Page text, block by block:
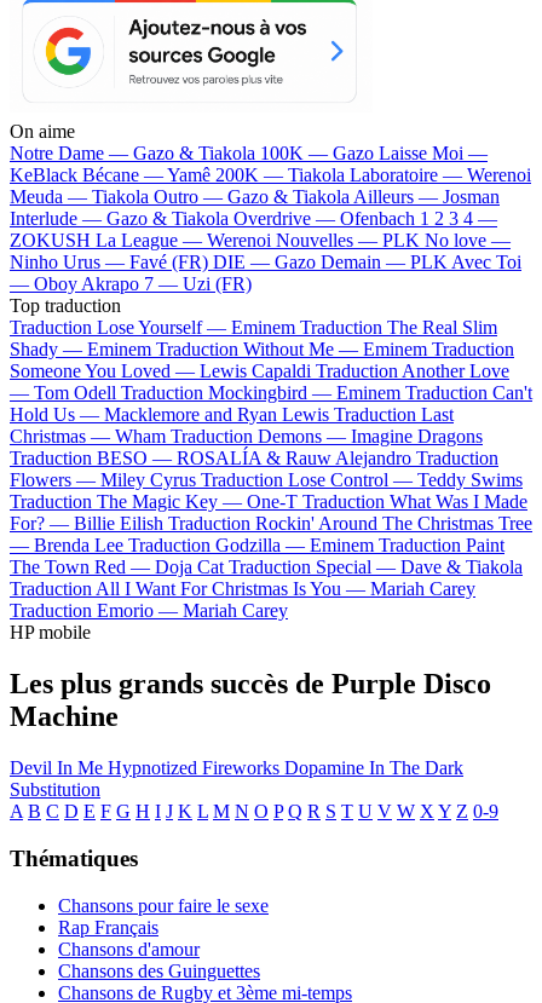
On aime
Notre Dame — Gazo & Tiakola 100K — Gazo Laisse Moi —
KeBlack Bécane —Yamê 200K — Tiakola Laboratoire — Werenoi
Meuda — Tiakola Outro — Gazo & TiakolaAilleurs — Josman
Interlude — Gazo & Tiakola Overdrive — Ofenbach 1 2 3 4 —
ZOKUSH La League — Werenoi Nouvelles — PLK No love —
Ninho Urus — Favé (FR) DIE — Gazo Demain — PLKAvec Toi
— OboyAkrapo 7 — Uzi (FR)
Top traduction
Traduction Lose Yourself — Eminem Traduction The Real Slim
Shady — Eminem Traduction Without Me — Eminem Traduction
Someone You Loved — Lewis Capaldi Traduction Another Love
— Tom Odell Traduction Mockingbird — Eminem Traduction Can't
Hold Us — Macklemore and Ryan Lewis Traduction Last
Christmas — Wham Traduction Demons — Imagine Dragons
Traduction BESO — ROSALÍA & Rauw Alejandro Traduction
Flowers — Miley Cyrus Traduction Lose Control — Teddy Swims
Traduction The Magic Key — One-T Traduction What Was I Made
For? — Billie Eilish Traduction Rockin' Around The Christmas Tree
— Brenda Lee Traduction Godzilla — Eminem Traduction Paint
The Town Red — Doja Cat Traduction Special — Dave & Tiakola
Traduction All I Want For Christmas Is You — Mariah Carey
Traduction Emorio — Mariah Carey
HP mobile
Les plus grands succès de Purple Disco
Machine
Devil In Me Hypnotized Fireworks Dopamine In The Dark
Substitution
A B C D E F G H I J K L M N O P Q R S T U V W X Y Z 0-9
Thématiques
Chansons pour faire le sexe
Rap Français
Chansons d'amour
Chansons des Guinguettes
Chansons de Rugby et 3ème mi-temps